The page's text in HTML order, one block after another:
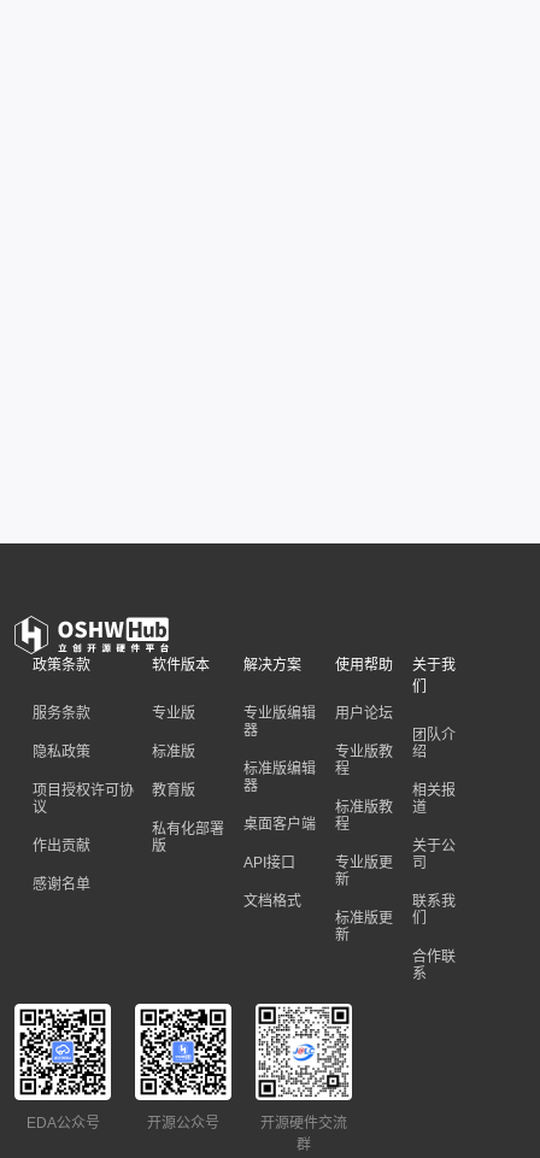
政策条款
服务条款
隐私政策
项目授权许可协
议
作出贡献
感谢名单
软件版本
专业版
标准版
教育版
私有化部署
版
解决方案
专业版编辑
器
标准版编辑
器
桌面客户端
API接口
文档格式
使用帮助
用户论坛
专业版教
程
标准版教
程
专业版更
新
标准版更
新
关于我
们
团队介
绍
相关报
道
关于公
司
联系我
们
合作联
系
EDA公众号 开源公众号
开源硬件交流
群